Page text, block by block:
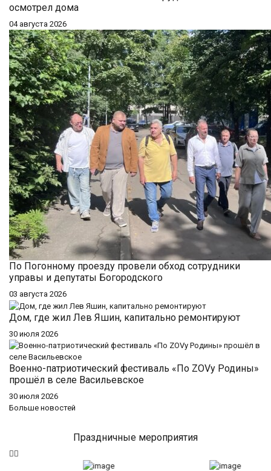
осмотрел дома
04 августа 2026
По Погонному проезду провели обход сотрудники
управы и депутаты Богородского
03 августа 2026
Дом, где жил Лев Яшин, капитально ремонтируют
30 июля 2026
Военно-патриотический фестиваль «По ZOVу Родины»
прошёл в селе Васильевское
30 июля 2026
Больше новостей
Праздничные мероприятия